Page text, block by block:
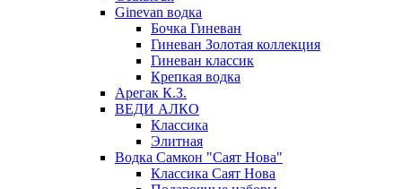
Ginevan водка
Бочка Гиневан
Гиневан Золотая коллекция
Гиневан классик
Крепкая водка
Арегак К.З.
ВЕДИ АЛКО
Классика
Элитная
Водка Самкон "Саят Нова"
Классика Саят Нова